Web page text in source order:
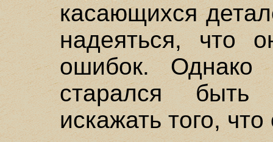
касающихся
надеяться, что
ошибок. Однако
старался
искажать того,